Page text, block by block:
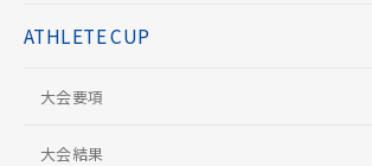
ATHLETE CUP
大会要項
大会結果